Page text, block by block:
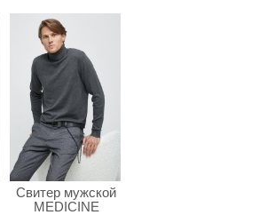
Свитер мужской
MEDICINE